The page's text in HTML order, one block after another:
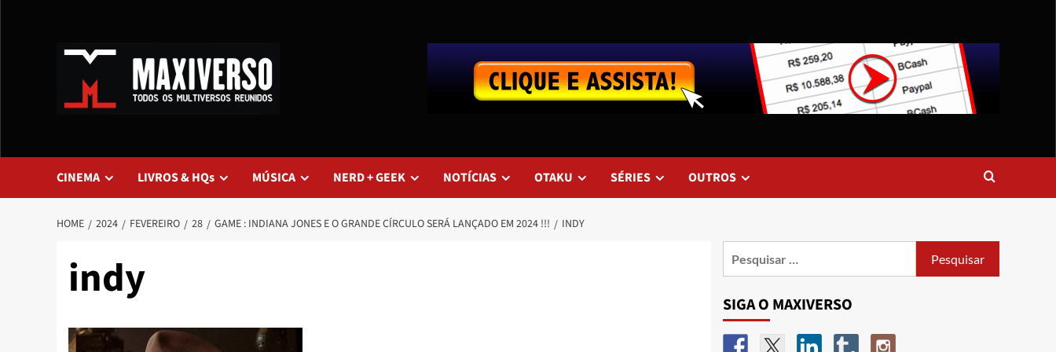
CINEMA LIVROS & HQs MÚSICA NERD + GEEK NOTÍCIAS OTAKU SÉRIES OUTROS
HOME 2024 FEVEREIRO 28 GAME : INDIANA JONES E O GRANDE CÍRCULO SERÁ LANÇADO EM 2024 !!! INDY
indy SIGA O MAXIVERSO